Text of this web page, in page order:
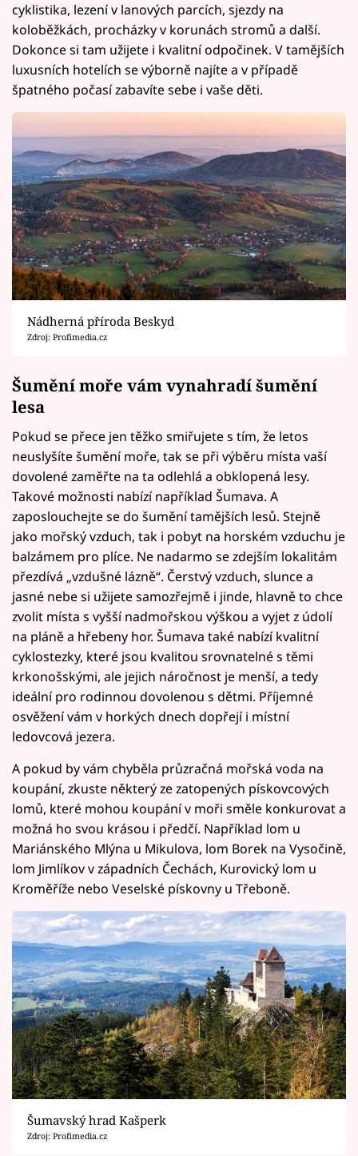
cyklistika, lezení v lanových parcích, sjezdy na
koloběžkách, procházky v korunách stromů a další.
Dokonce si tam užijete i kvalitní odpočinek. V tamějších
luxusních hotelích se výborně najíte a v případě
špatného počasí zabavíte sebe i vaše děti.
Nádherná příroda Beskyd
Zdroj: Profimedia.cz
Šumění moře vám vynahradí šumění
lesa
Pokud se přece jen těžko smiřujete s tím, že letos
neuslyšíte šumění moře, tak se při výběru místa vaší
dovolené zaměřte na ta odlehlá a obklopená lesy.
Takové možnosti nabízí například Šumava. A
zaposlouchejte se do šumění tamějších lesů. Stejně
jako mořský vzduch, tak i pobyt na horském vzduchu je
balzámem pro plíce. Ne nadarmo se zdejším lokalitám
přezdívá „vzdušné lázně“. Čerstvý vzduch, slunce a
jasné nebe si užijete samozřejmě i jinde, hlavně to chce
zvolit místa s vyšší nadmořskou výškou a vyjet z údolí
na pláně a hřebeny hor. Šumava také nabízí kvalitní
cyklostezky, které jsou kvalitou srovnatelné s těmi
krkonošskými, ale jejich náročnost je menší, a tedy
ideální pro rodinnou dovolenou s dětmi. Příjemné
osvěžení vám v horkých dnech dopřejí i místní
ledovcová jezera.
A pokud by vám chyběla průzračná mořská voda na
koupání, zkuste některý ze zatopených pískovcových
lomů, které mohou koupání v moři směle konkurovat a
možná ho svou krásou i předčí. Například lom u
Mariánského Mlýna u Mikulova, lom Borek na Vysočině,
lom Jimlíkov v západních Čechách, Kurovický lom u
Kroměříže nebo Veselské pískovny u Třeboně.
Šumavský hrad Kašperk
Zdroj: Profimedia.cz